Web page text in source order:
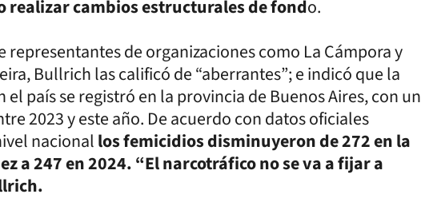
realizar cambios estructurales de fondo.
representantes de organizaciones como La Cámpora y
Bullrich las calificó de “aberrantes”; e indicó que la
país se registró en la provincia de Buenos Aires, con un
2023 y este año. De acuerdo con datos oficiales
nacionallos femicidios disminuyeron de 272 en la
a 247 en 2024. “El narcotráfico no se va a fijar a